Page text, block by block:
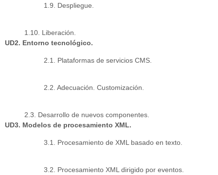
1.9. Despliegue.
1.10. Liberación.
UD2. Entorno tecnológico.
2.1. Plataformas de servicios CMS.
2.2. Adecuación. Customización.
2.3. Desarrollo de nuevos componentes.
UD3. Modelos de procesamiento XML.
3.1. Procesamiento de XML basado en texto.
3.2. Procesamiento XML dirigido por eventos.